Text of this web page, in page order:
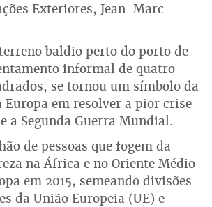
Exteriores, Jean-Marc
baldio perto do porto de
informal de quatro
se tornou um símbolo da
Europa em resolver a pior crise
a Segunda Guerra Mundial.
de pessoas que fogem da
na África e no Oriente Médio
em 2015, semeando divisões
da União Europeia (UE) e